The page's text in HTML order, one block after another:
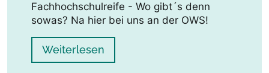
Fachhochschulreife - Wo gibt´s denn
sowas? Na hier bei uns an der OWS!
Weiterlesen